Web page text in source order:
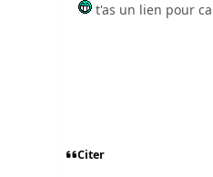
t'as un lien pour
Citer